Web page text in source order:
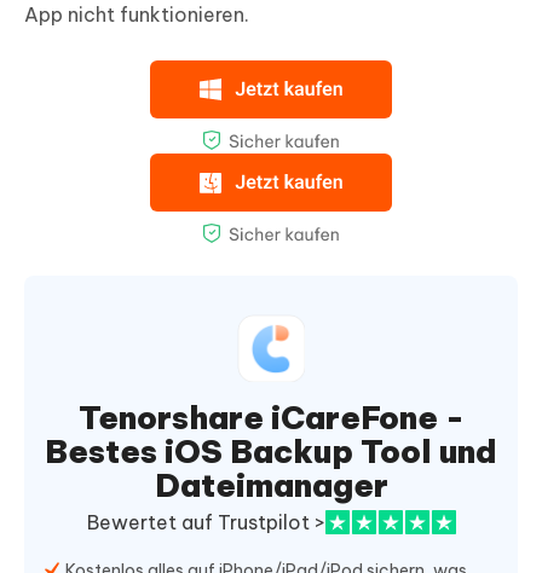
App nicht funktionieren.
Tenorshare iCareFone -
Bestes iOS Backup Tool und
Dateimanager
Bewertet auf Trustpilot >